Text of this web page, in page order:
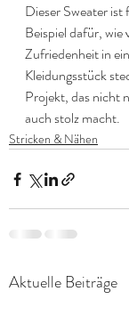
Dieser Sweater
Beispiel dafür, wie
Zufriedenheit in
Kleidungsstück
Projekt, das nicht
auch stolz macht.
Stricken & Nähen
Aktuelle Beiträge